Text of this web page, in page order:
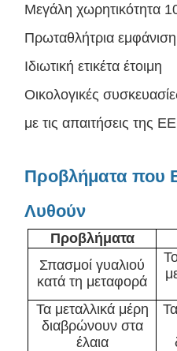
Μεγάλη χωρητικότητα
Πρωταθλήτρια
Ιδιωτική ετικέτα έτοιμη
Οικολογικές
με τις απαιτήσεις της ΕΕ
Προβλήματα που
Λυθούν
Προβλήματα
Σπασμοί γυαλιού
κατά τη μεταφορά
Τα μεταλλικά μέρη
διαβρώνουν στα
έλαια